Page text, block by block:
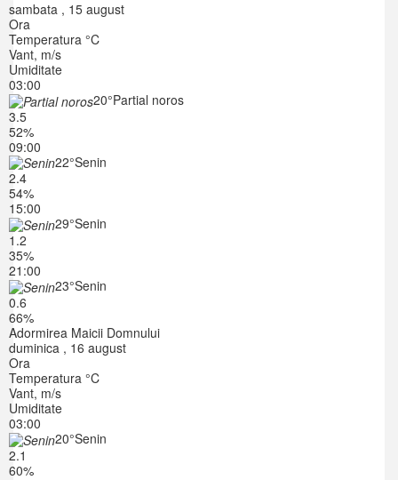
sambata , 15 august
Ora
Temperatura °C
Vant, m/s
Umiditate
03:00
20°Partial noros
3.5
52%
09:00
22°Senin
2.4
54%
15:00
29°Senin
1.2
35%
21:00
23°Senin
0.6
66%
Adormirea Maicii Domnului
duminica , 16 august
Ora
Temperatura °C
Vant, m/s
Umiditate
03:00
20°Senin
2.1
60%